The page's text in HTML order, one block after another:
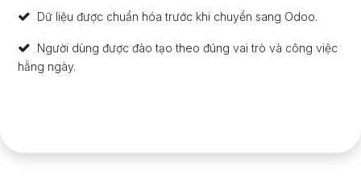
Dữ liệu được chuẩn hóa trước khi chuyển sang Odoo.
Người dùng được đào tạo theo đúng vai trò và công việc
hằng ngày.